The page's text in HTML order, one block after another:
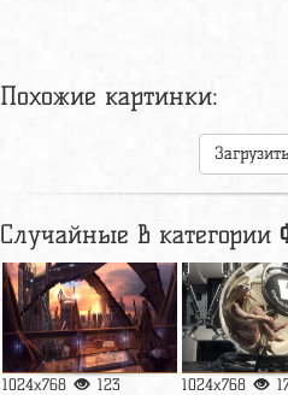
Похожие картинки:
Случайные в категории
1024x768 123 1024x768